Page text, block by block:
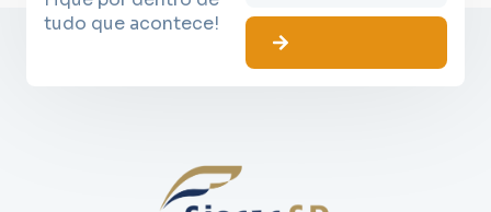
tudo que acontece!